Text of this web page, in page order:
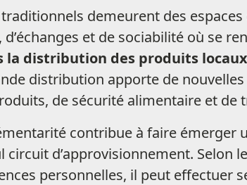
demeurent des
et de sociabilité où se
la distribution des produits
distribution apporte de
de sécurité alimentaire et de
contribue à faire émerger
circuit d’approvisionnement.
personnelles, il peut effectuer